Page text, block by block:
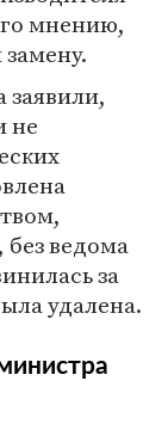
мнению,
заявили,
не
ведома
за
удалена.